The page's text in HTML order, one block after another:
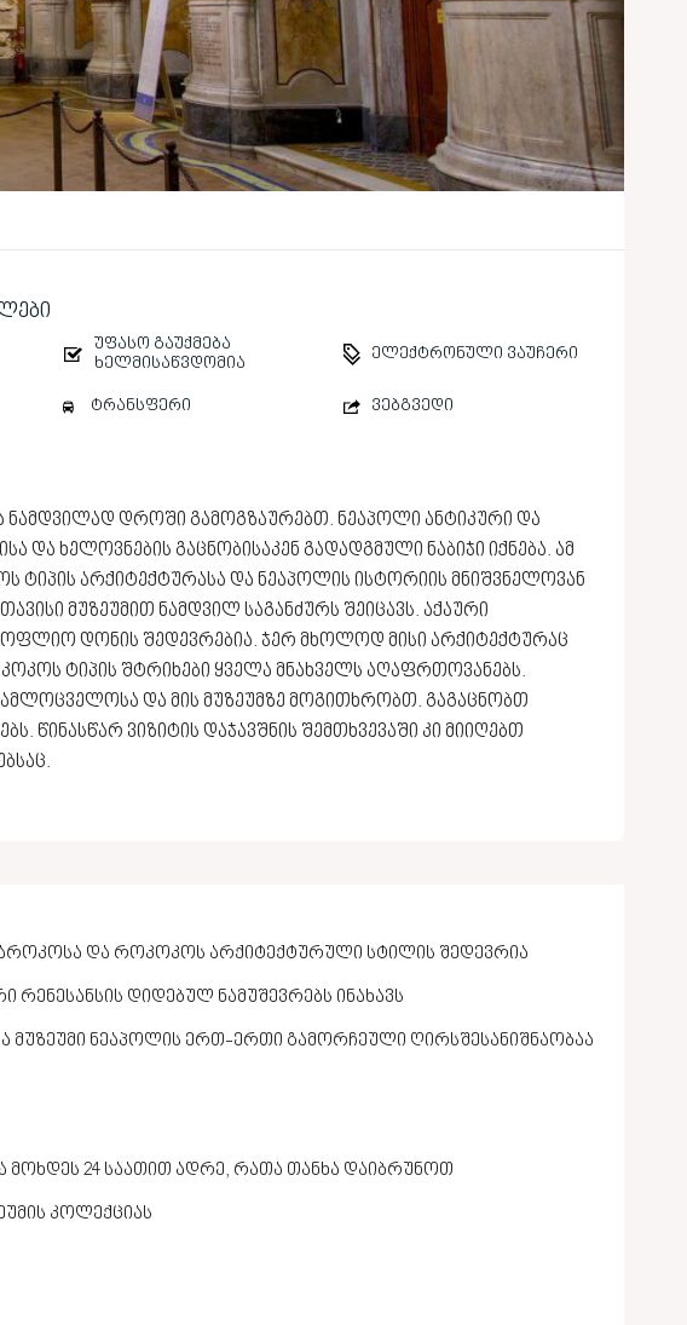
უფასო გაუქმება
ხელმისაწვდომია
ელექტრონული ვაუჩერი
ტრანსფერი ვებგვედი
ნამდვილად დროში გამოგზაურებთ. ნეაპოლი ანტიკური და
და ხელოვნების გაცნობისაკენ გადადგმული ნაბიჯი იქნება. ამ
ტიპის არქიტექტურასა და ნეაპოლის ისტორიის მნიშვნელოვან
მუზეუმით ნამდვილ საგანძურს შეიცავს. აქაური
დონის შედევრებია. ჯერ მხოლოდ მისი არქიტექტურაც
ტიპის შტრიხები ყველა მნახველს აღაფრთოვანებს.
და მის მუზეუმზე მოგითხრობთ. გაგაცნობთ
წინასწარ ვიზიტის დაჯავშნის შემთხვევაში კი მიიღებთ
და როკოკოს არქიტექტურული სტილის შედევრია
რენესანსის დიდებულ ნამუშევრებს ინახავს
მუზეუმი ნეაპოლის ერთ-ერთი გამორჩეული ღირსშესანიშნაობაა
მოხდეს 24 საათით ადრე, რათა თანხა დაიბრუნოთ
კოლექციას